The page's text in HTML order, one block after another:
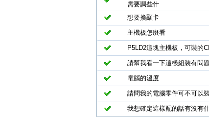
需要調些什
想要換顯卡
主機板怎麼看
P5LD2這塊主機板，可裝的
請幫我看一下這樣組裝有問
電腦的溫度
請問我的電腦零件可不可以
我想確定這樣配的話有沒有